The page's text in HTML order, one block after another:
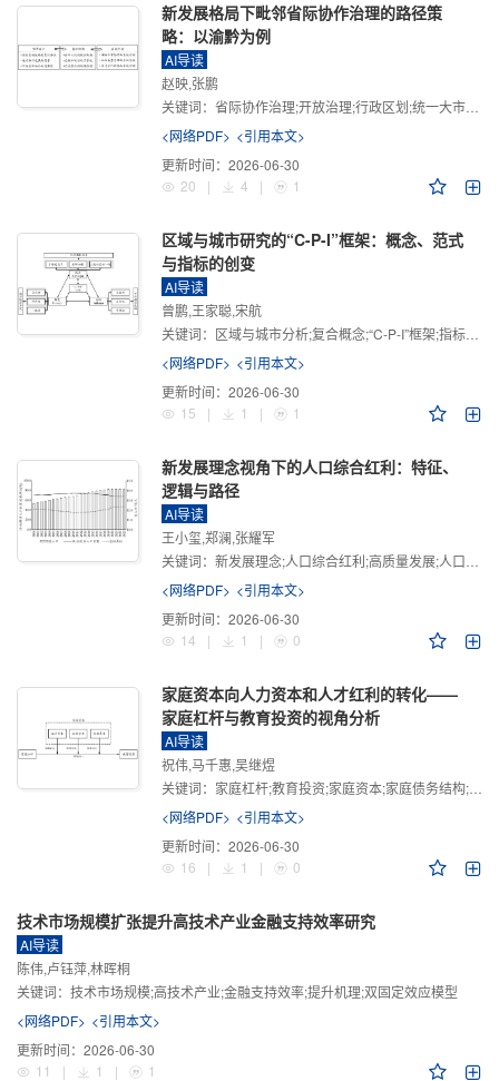
新发展格局下毗邻省际协作治理的路径策
略：以渝黔为例
AI导读
赵映,张鹏
关键词： 省际协作治理;开放治理;行政区划;统一大市场;新发展格局
<网络PDF> <引用本文>
更新时间： 2026-06-30
20
| 4 | 1
区域与城市研究的“C-P-I”框架：概念、范式
与指标的创变
AI导读
曾鹏,王家聪,宋航
关键词： 区域与城市分析;复合概念;“C-P-I”框架;指标体系
<网络PDF> <引用本文>
更新时间： 2026-06-30
15
| 1 | 1
新发展理念视角下的人口综合红利：特征、
逻辑与路径
AI导读
王小玺,郑澜,张耀军
关键词： 新发展理念;人口综合红利;高质量发展;人口政策;中国式现代化
<网络PDF> <引用本文>
更新时间： 2026-06-30
14
| 1 | 0
家庭资本向人力资本和人才红利的转化——
家庭杠杆与教育投资的视角分析
AI导读
祝伟,马千惠,吴继煜
关键词： 家庭杠杆;教育投资;家庭资本;家庭债务结构;CHFS
<网络PDF> <引用本文>
更新时间： 2026-06-30
16
| 1 | 0
技术市场规模扩张提升高技术产业金融支持效率研究
AI导读
陈伟,卢钰萍,林晖桐
关键词： 技术市场规模;高技术产业;金融支持效率;提升机理;双固定效应模型
<网络PDF> <引用本文>
更新时间： 2026-06-30
11
| 1 | 1